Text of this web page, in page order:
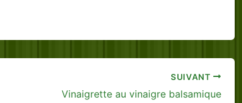
SUIVANT
Vinaigrette au vinaigre balsamique